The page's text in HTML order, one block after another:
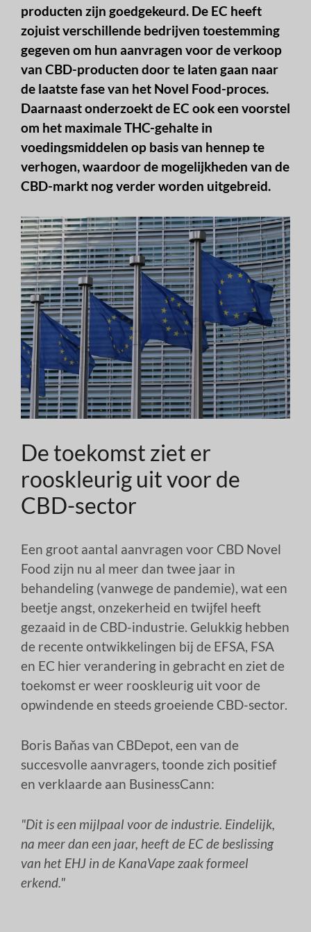
producten zijn goedgekeurd. De EC heeft
zojuist verschillende bedrijven toestemming
gegeven om hun aanvragen voor de verkoop
van CBD-producten door te laten gaan naar
de laatste fase van het Novel Food-proces.
Daarnaast onderzoekt de EC ook een voorstel
om het maximale THC-gehalte in
voedingsmiddelen op basis van hennep te
verhogen, waardoor de mogelijkheden van de
CBD-markt nog verder worden uitgebreid.
De toekomst ziet er
rooskleurig uit voor de
CBD-sector
Een groot aantal aanvragen voor CBD Novel
Food zijn nu al meer dan twee jaar in
behandeling (vanwege de pandemie), wat een
beetje angst, onzekerheid en twijfel heeft
gezaaid in de CBD-industrie. Gelukkig hebben
de recente ontwikkelingen bij de EFSA, FSA
en EC hier verandering in gebracht en ziet de
toekomst er weer rooskleurig uit voor de
opwindende en steeds groeiende CBD-sector.
Boris Baňas van CBDepot, een van de
succesvolle aanvragers, toonde zich positief
en verklaarde aan BusinessCann:
"Dit is een mijlpaal voor de industrie. Eindelijk,
na meer dan een jaar, heeft de EC de beslissing
van het EHJ in de KanaVape zaak formeel
erkend."